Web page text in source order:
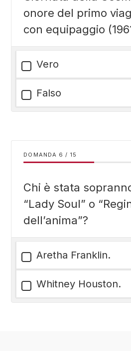
onore del primo
con equipaggio
Vero
Falso
DOMANDA / 15
Chi è stata
“Lady Soul” o
dell’anima”?
Aretha Franklin.
Whitney Houston.